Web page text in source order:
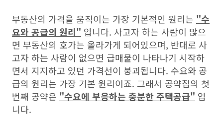
부동산의 가격을 움직이는 가장 기본적인 원리는 "수
요와 공급의 원리" 입니다. 사고자 하는 사람이 많으
면 부동산의 호가는 올라가게 되어있으며, 반대로 사
고자 하는 사람이 없으면 급매물이 나타나기 시작하
면서 지지하고 있던 가격선이 붕괴됩니다. 수요와 공
급의 원리는 가장 기본 원리이죠. 그래서 공약집의 첫
번째 공약은 "수요에 부응하는 충분한 주택공급" 입
니다.